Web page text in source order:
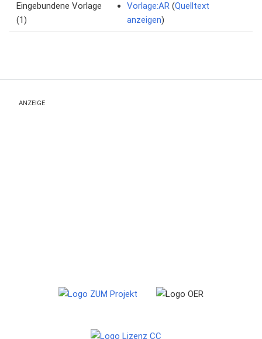
Eingebundene Vorlage
(1)
Vorlage:AR (Quelltext
anzeigen)
ANZEIGE